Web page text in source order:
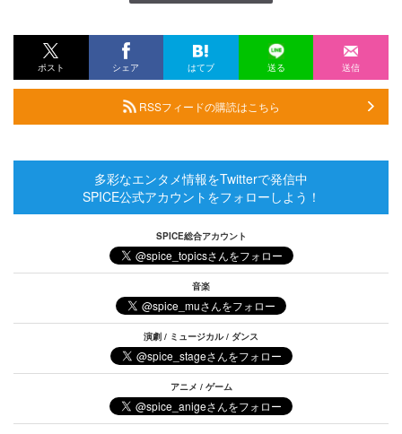
ポスト シェア はてブ 送る 送信
RSSフィードの購読はこちら
多彩なエンタメ情報をTwitterで発信中
SPICE公式アカウントをフォローしよう！
SPICE総合アカウント
音楽
演劇 / ミュージカル / ダンス
アニメ / ゲーム